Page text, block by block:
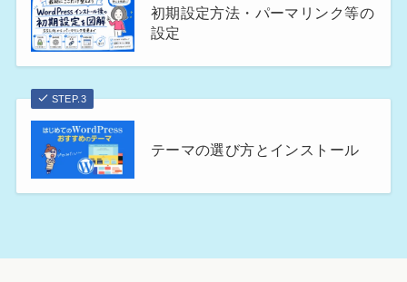
初期設定方法・パーマリンク等の
設定
STEP.3
テーマの選び方とインストール